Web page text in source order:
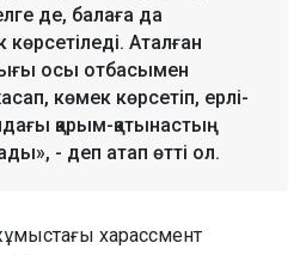
де, балаға да
Аталған
осы отбасымен
көмек көрсетіп, ерлі-
қарым-қатынастың
- деп атап өтті ол.
харассмент